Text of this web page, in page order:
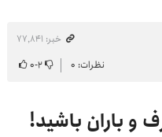
خبر: ۷۷٬۸۴۱
نظرات: ۰ ۲-۰
و باران باشید!